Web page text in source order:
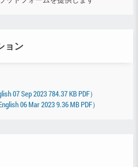
ョン
07 Sep 2023 784.37 KB PDF）
06 Mar 2023 9.36 MB PDF）